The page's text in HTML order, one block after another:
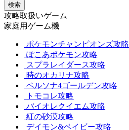
検索
攻略取扱いゲーム
家庭用ゲーム機
ポケモンチャンピオンズ攻略
ぽこあポケモン攻略
スプラレイダース攻略
時のオカリナ攻略
ペルソナ4ゴールデン攻略
トモコレ攻略
バイオレクイエム攻略
紅の砂漠攻略
デイモン&ベイビー攻略